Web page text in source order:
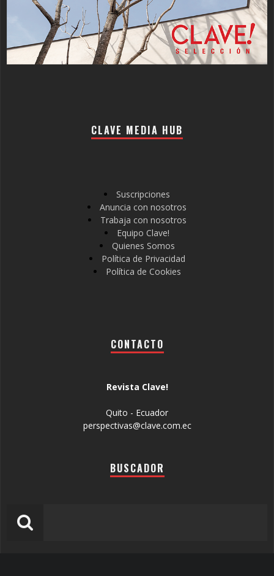
CLAVE MEDIA HUB
Suscripciones
Anuncia con nosotros
Trabaja con nosotros
Equipo Clave!
Quienes Somos
Política de Privacidad
Política de Cookies
CONTACTO
Revista Clave!
Quito - Ecuador
perspectivas@clave.com.ec
BUSCADOR